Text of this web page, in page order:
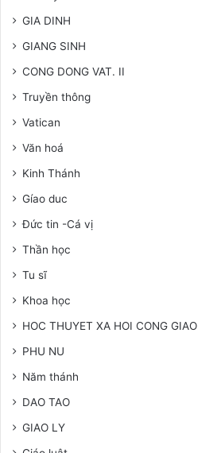
GIA DINH
GIANG SINH
CONG DONG VAT. II
Truyền thông
Vatican
Văn hoá
Kinh Thánh
Gíao duc
Đức tin -Cá vị
Thần học
Tu sĩ
Khoa học
HOC THUYET XA HOI CONG GIAO
PHU NU
Năm thánh
DAO TAO
GIAO LY